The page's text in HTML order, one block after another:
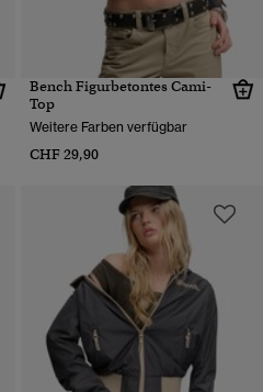
Bench Figurbetontes Cami-
Top
Weitere Farben verfügbar
CHF 29,90